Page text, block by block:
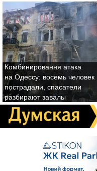
Комбинировання атака
на Одессу: восемь человек
пострадали, спасатели
разбирают завалы